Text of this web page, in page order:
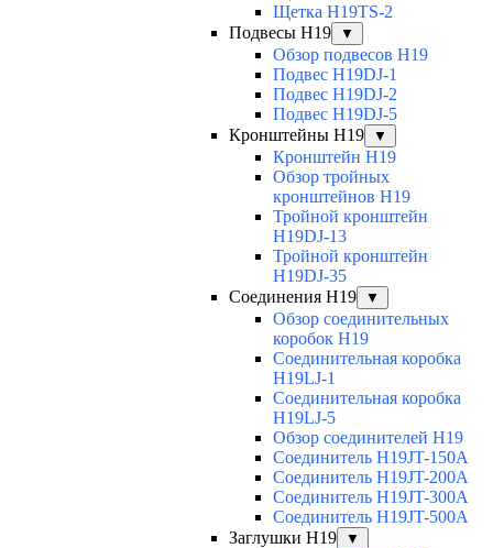
Щетка H19TS-2
Подвесы H19
▼
Обзор подвесов H19
Подвес H19DJ-1
Подвес H19DJ-2
Подвес H19DJ-5
Кронштейны H19
▼
Кронштейн H19
Обзор тройных
кронштейнов H19
Тройной кронштейн
H19DJ-13
Тройной кронштейн
H19DJ-35
Соединения H19
▼
Обзор соединительных
коробок H19
Соединительная коробка
H19LJ-1
Соединительная коробка
H19LJ-5
Обзор соединителей H19
Соединитель H19JT-150A
Соединитель H19JT-200A
Соединитель H19JT-300A
Соединитель H19JT-500A
Заглушки H19
▼